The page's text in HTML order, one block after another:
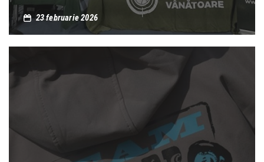
23 februarie 2026